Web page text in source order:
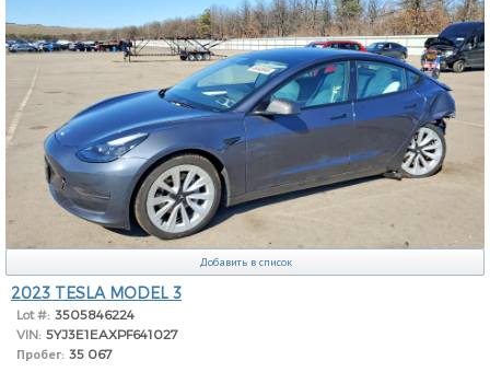
Добавить в список
2023 TESLA MODEL 3
Lot #: 3505846224
VIN: 5YJ3E1EAXPF641027
Пробег: 35 067